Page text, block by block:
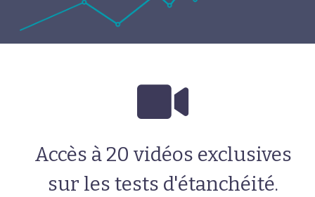
Accès à 20 vidéos exclusives
sur les tests d'étanchéité.